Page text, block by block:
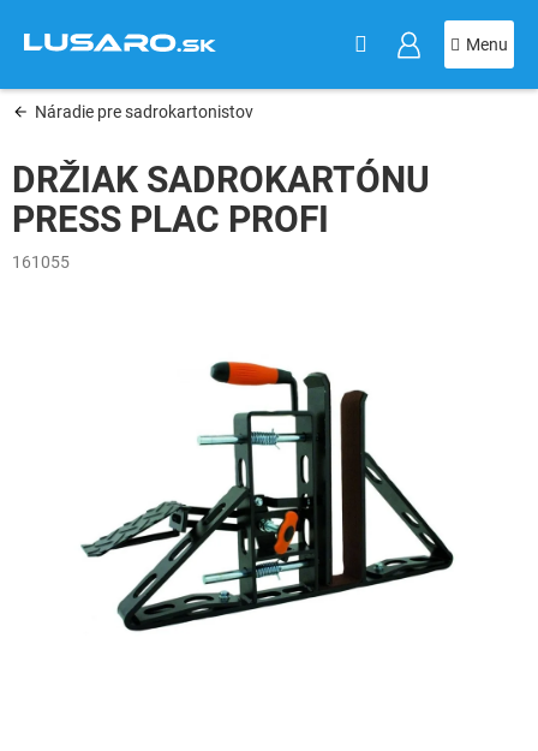
obsah
Náradie pre sadrokartonistov
DRŽIAK SADROKARTÓNU
PRESS PLAC PROFI
161055